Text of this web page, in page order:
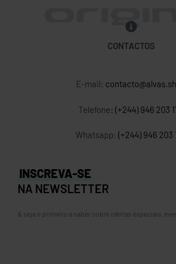
CONTACTOS
E-mail:
Telefone: (+244) 946 203
Whatsapp: (+244) 946 203
INSCREVA-SE
NA NEWSLETTER
& seja o primeiro a saber sobre ofertas especiais,